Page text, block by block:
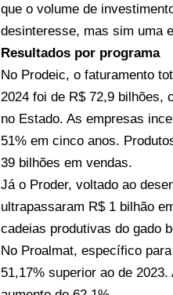
que o volume de
desinteresse, mas sim uma
Resultados por programa
No Prodeic, o faturamento
2024 foi de R$ 72,9 bilhões,
no Estado. As empresas
51% em cinco anos.
39 bilhões em vendas.
Já o Proder, voltado ao
ultrapassaram R$ 1 bilhão
cadeias produtivas do gado
No Proalmat, específico
51,17% superior ao de